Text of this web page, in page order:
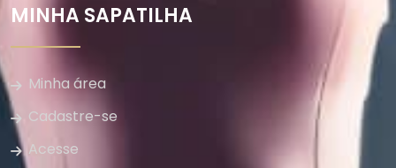
MINHA SAPATILHA
Minha área
Cadastre-se
Acesse